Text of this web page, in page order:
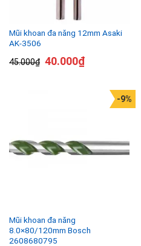
Mũi khoan đa năng 12mm Asaki
AK-3506
45.000₫ 40.000₫
Mũi khoan đa năng
8.0×80/120mm Bosch
2608680795
-9%